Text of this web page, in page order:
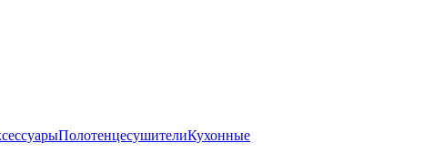
ПолотенцесушителиКухонные